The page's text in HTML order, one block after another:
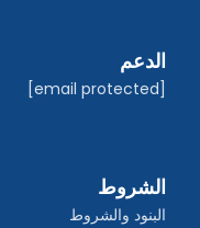
الدعم
[email protected]
الشروط
البنود والشروط